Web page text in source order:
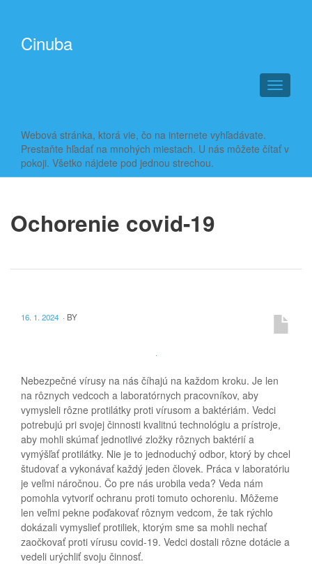
Cinuba
T
o
e
i
Webová stránka, ktorá vie, čo na internete vyhľadávate.
Prestaňte hľadať na mnohých miestach. U nás môžete čítať v
pokoji. Všetko nájdete pod jednou strechou.
Ochorenie covid-19
16. 1. 2024 · BY
Nebezpečné vírusy na nás číhajú na každom kroku. Je len
na rôznych vedcoch a laboratórnych pracovníkov, aby
vymysleli rôzne protilátky proti vírusom a baktériám. Vedci
potrebujú pri svojej činnosti kvalitnú technológiu a prístroje,
aby mohli skúmať jednotlivé zložky rôznych baktérií a
vymýšľať protilátky. Nie je to jednoduchý odbor, ktorý by chcel
študovať a vykonávať každý jeden človek. Práca v laboratóriu
je veľmi náročnou. Čo pre nás urobila veda? Veda nám
pomohla vytvoriť ochranu proti tomuto ochoreniu. Môžeme
len veľmi pekne poďakovať rôznym vedcom, že tak rýchlo
dokázali vymyslieť protiliek, ktorým sme sa mohli nechať
zaočkovať proti vírusu covid-19. Vedci dostali rôzne dotácie a
vedeli urýchliť svoju činnosť.